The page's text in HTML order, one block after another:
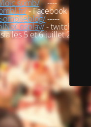
loic.somb/----
- Facebook :
-----
- twitch : à
les 5 et 6 juillet 2025